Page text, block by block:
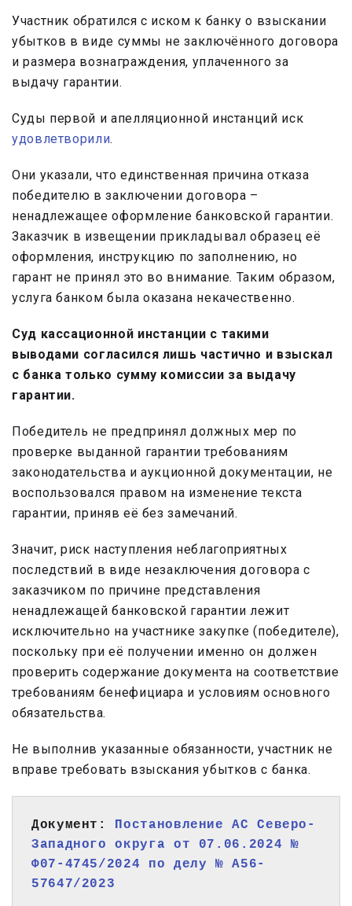
Участник обратился с иском к банку о взыскании
убытков в виде суммы не заключённого договора
и размера вознаграждения, уплаченного за
выдачу гарантии.
Суды первой и апелляционной инстанций иск
удовлетворили.
Они указали, что единственная причина отказа
победителю в заключении договора –
ненадлежащее оформление банковской гарантии.
Заказчик в извещении прикладывал образец её
оформления, инструкцию по заполнению, но
гарант не принял это во внимание. Таким образом,
услуга банком была оказана некачественно.
Суд кассационной инстанции с такими
выводами согласился лишь частично и взыскал
с банка только сумму комиссии за выдачу
гарантии.
Победитель не предпринял должных мер по
проверке выданной гарантии требованиям
законодательства и аукционной документации, не
воспользовался правом на изменение текста
гарантии, приняв её без замечаний.
Значит, риск наступления неблагоприятных
последствий в виде незаключения договора с
заказчиком по причине представления
ненадлежащей банковской гарантии лежит
исключительно на участнике закупке (победителе),
поскольку при её получении именно он должен
проверить содержание документа на соответствие
требованиям бенефициара и условиям основного
обязательства.
Не выполнив указанные обязанности, участник не
вправе требовать взыскания убытков с банка.
Документ: Постановление АС Северо-
Западного округа от 07.06.2024 №
Ф07-4745/2024 по делу № А56-
57647/2023